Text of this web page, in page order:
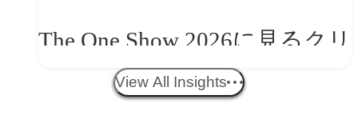
The One Show 2026に見るクリ
エイティブトレンド──社会
View All Insights